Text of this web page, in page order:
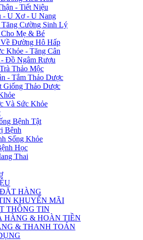
- Tiết Niệu
- U Xơ - U Nang
Cường Sinh Lý
Cho Mẹ & Bé
Về Đường Hô Hấp
Khỏe - Tăng Cân
Đồ Ngâm Rượu
Thảo Mộc
- Tắm Thảo Dược
Giống Thảo Dược
Và Sức Khỏe
Bệnh Tật
Bệnh
Sống Khỏe
Học
Thai
HÀNG
KHUYẾN MÃI
THÔNG TIN
HÀNG & HOÀN TIỀN
& THANH TOÁN